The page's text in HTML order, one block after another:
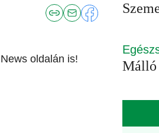
oldalán is! Málló